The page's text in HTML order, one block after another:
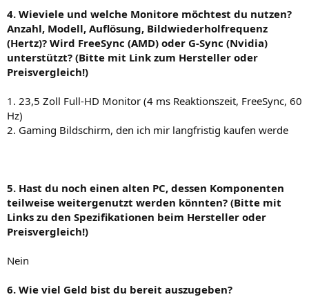
4. Wieviele und welche Monitore möchtest du nutzen?
Anzahl, Modell, Auflösung, Bildwiederholfrequenz
(Hertz)? Wird FreeSync (AMD) oder G-Sync (Nvidia)
unterstützt? (Bitte mit Link zum Hersteller oder
Preisvergleich!)
1. 23,5 Zoll Full-HD Monitor (4 ms Reaktionszeit, FreeSync, 60
Hz)
2. Gaming Bildschirm, den ich mir langfristig kaufen werde
5. Hast du noch einen alten PC, dessen Komponenten
teilweise weitergenutzt werden könnten? (Bitte mit
Links zu den Spezifikationen beim Hersteller oder
Preisvergleich!)
Nein
6. Wie viel Geld bist du bereit auszugeben?